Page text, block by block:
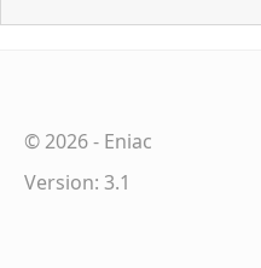
©2026- Eniac
Version: 3.1